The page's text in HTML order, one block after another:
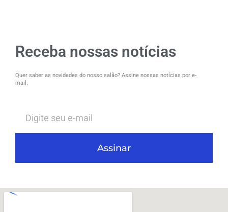
Receba nossas notícias
Quer saber as novidades do nosso salão? Assine nossas notícias por e-
mail.
Assinar